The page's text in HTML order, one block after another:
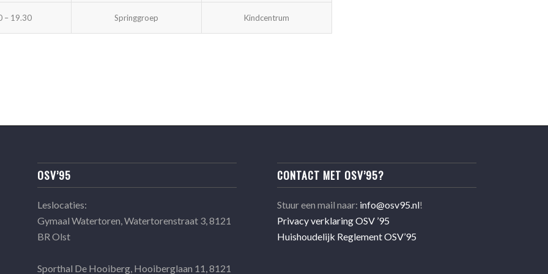
– 19.30 Springgroep Kindcentrum
OSV’95
Leslocaties:
Gymaal Watertoren, Watertorenstraat 3, 8121
BR Olst
Sporthal De Hooiberg, Hooiberglaan 11, 8121
CONTACT MET OSV’95?
Stuur een mail naar: info@osv95.nl!
Privacy verklaring OSV ’95
Huishoudelijk Reglement OSV’95